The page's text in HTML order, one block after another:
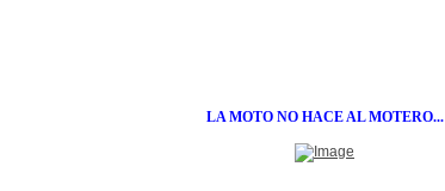
LA MOTO NO HACE AL MOTERO...